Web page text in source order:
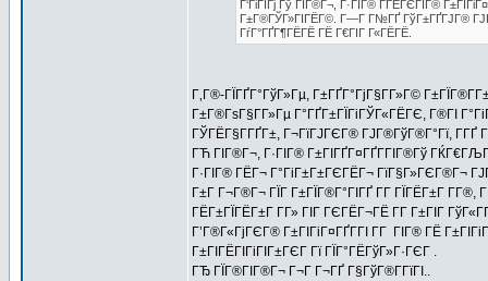
Г‘ГіГІГј Гў ГІГ®Г¬, Г·ГІГ® Г­ГЁГЄГІГ®
Г±Г®ГЎГ»ГІГЁГ©. Г—Г Г№ГҐ ГўГ±ГҐГЈГ®
ГѓГ°ГҐГ¶ГЁГЁ ГЁ Г€ГІГ Г«ГЁГЁ.
Г‚Г®-ГЇГҐГ°ГўГ»Гµ, Г±ГҐГ°ГјГ§Г­Г»Г©
Г±Г®ГѕГ§Г­Г»Гµ Г°ГҐГ±ГЇГіГЎГ«ГЁГЄ, Г®ГІ
ГЎГЁГ§Г­ГҐГ±, Г¬ГїГЈГЄГ® ГЈГ®ГўГ®Г°Гї, Г­ГҐ
ГЋ ГІГ®Г¬, Г·ГІГ® Г±ГІГҐГ¤ГҐГ­ГІГ®Гў
Г·ГІГ® ГЁГ¬ Г°ГіГ±Г±ГЄГЁГ¬ ГїГ§Г»ГЄГ®Г¬
Г±Г Г¬Г®Г¬ ГЇГ Г±ГЇГ®Г°ГІГҐ Г­Г ГЇГЁГ±Г Г­Г®,
ГЁГ±ГЇГЁГ±Г Г­Г» ГІГ ГЄГЁГ¬ГЁ Г­Г Г±ГІГ
Г’Г®Г«ГјГЄГ® Г±ГІГіГ¤ГҐГ­ГІ Г­Г ГІГ® ГЁ
Г±ГІГЁГІГіГІГ±ГЄГ Гї ГЇГ°ГЁГўГ»Г·ГЄГ .
ГЂ ГЇГ®ГІГ®Г¬ Г¬Г Г¬ГҐ Г§ГўГ®Г­ГїГІ..